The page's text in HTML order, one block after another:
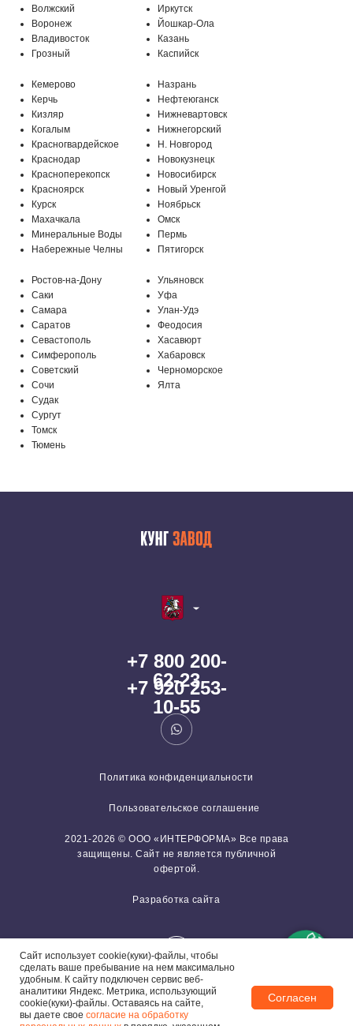
Волжский
Воронеж
Владивосток
Грозный
Иркутск
Йошкар-Ола
Казань
Каспийск
Кемерово
Керчь
Кизляр
Когалым
Красногвардейское
Краснодар
Красноперекопск
Красноярск
Курск
Махачкала
Минеральные Воды
Набережные Челны
Назрань
Нефтеюганск
Нижневартовск
Нижнегорский
Н. Новгород
Новокузнецк
Новосибирск
Новый Уренгой
Ноябрьск
Омск
Пермь
Пятигорск
Ростов-на-Дону
Саки
Самара
Саратов
Севастополь
Симферополь
Советский
Сочи
Судак
Сургут
Томск
Тюмень
Ульяновск
Уфа
Улан-Удэ
Феодосия
Хасавюрт
Хабаровск
Черноморское
Ялта
Бережковский проезд, 212
+7 800 200-
62-23
+7 920 253-
10-55
Политика конфиденциальности
Пользовательское соглашение
2021-2026 © ООО «ИНТЕРФОРМА» Все права
защищены. Сайт не является публичной
офертой.
Разработка сайта
Сайт использует cookie(куки)-файлы, чтобы
сделать ваше пребывание на нем максимально
удобным. К cайту подключен сервис веб-
аналитики Яндекс. Метрика, использующий
cookie(куки)-файлы. Оставаясь на сайте,
вы даете свое согласие на обработку
Согласен